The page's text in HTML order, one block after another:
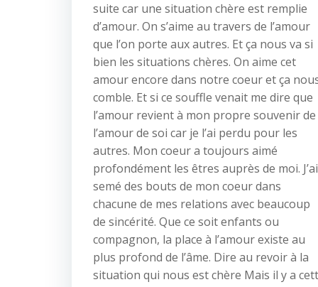
suite car une situation chère est remplie
d’amour. On s’aime au travers de l’amour
que l’on porte aux autres. Et ça nous va si
bien les situations chères. On aime cet
amour encore dans notre coeur et ça
comble. Et si ce souffle venait me dire que
l’amour revient à mon propre souvenir de
l’amour de soi car je l’ai perdu pour les
autres. Mon coeur a toujours aimé
profondément les êtres auprès de moi. J’ai
semé des bouts de mon coeur dans
chacune de mes relations avec beaucoup
de sincérité. Que ce soit enfants ou
compagnon, la place à l’amour existe au
plus profond de l’âme. Dire au revoir à la
situation qui nous est chère Mais il y a